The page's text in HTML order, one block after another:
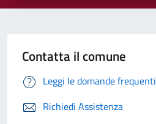
Contatta il comune
Leggi le domande frequenti
Richiedi Assistenza